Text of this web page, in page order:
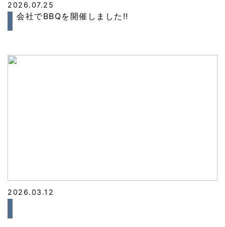
2026.07.25
会社でBBQを開催しました!!
2026.03.12